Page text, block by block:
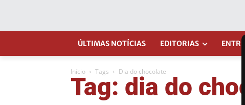
ÚLTIMAS NOTÍCIAS EDITORIAS
Início Tags Dia do chocolate
Tag: dia do